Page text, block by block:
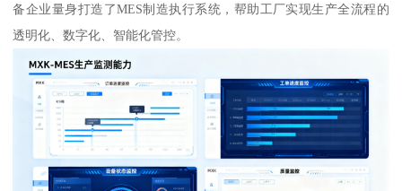
备企业量身打造了MES制造执行系统，帮助工厂实现生产全流程的
透明化、数字化、智能化管控。